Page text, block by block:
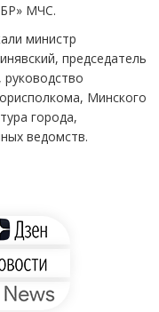
МЧС.
министр
председатель
Минского
города,
ведомств.